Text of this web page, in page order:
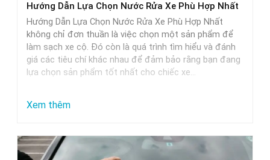
Hướng Dẫn Lựa Chọn Nước Rửa Xe Phù Hợp Nhất
Hướng Dẫn Lựa Chọn Nước Rửa Xe Phù Hợp Nhất
không chỉ đơn thuần là việc chọn một sản phẩm để
làm sạch xe cộ. Đó còn là quá trình tìm hiểu và đánh
giá các tiêu chí khác nhau để đảm bảo rằng bạn đang
lựa chọn sản phẩm tốt nhất cho chiếc xe…
Xem thêm:
Dẫn